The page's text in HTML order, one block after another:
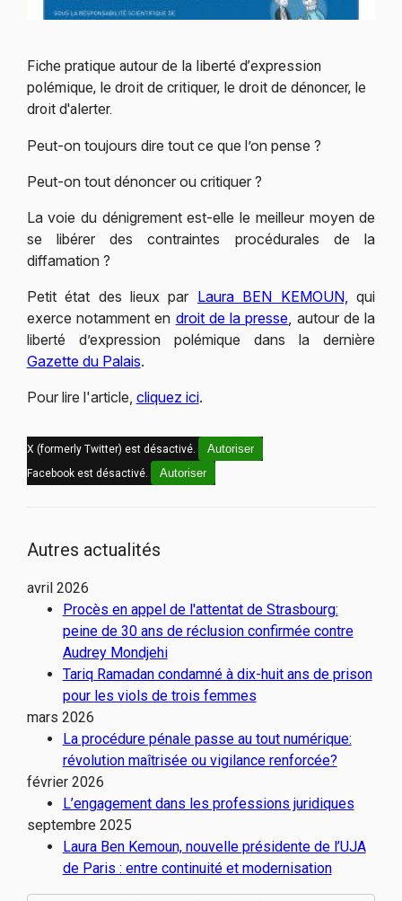
Fiche pratique autour de la liberté d’expression
polémique, le droit de critiquer, le droit de dénoncer, le
droit d'alerter.
Peut-on toujours dire tout ce que l’on pense ?
Peut-on tout dénoncer ou critiquer ?
La voie du dénigrement est-elle le meilleur moyen de
se libérer des contraintes procédurales de la
diffamation ?
Petit état des lieux par Laura BEN KEMOUN,
qui
exerce notamment en droit de la presse , autour de la
liberté d’expression polémique dans la dernière
Gazette du Palais.
Pour lire l'article, cliquez ici.
X (formerly Twitter) est désactivé. Autoriser
Facebook est désactivé. Autoriser
Autres actualités
avril 2026
Procès en appel de l'attentat de Strasbourg:
peine de 30 ans de réclusion confirmée contre
Audrey Mondjehi
Tariq Ramadan condamné à dix-huit ans de prison
pour les viols de trois femmes
mars 2026
La procédure pénale passe au tout numérique:
révolution maîtrisée ou vigilance renforcée?
février 2026
L’engagement dans les professions juridiques
septembre 2025
Laura Ben Kemoun, nouvelle présidente de l’UJA
de Paris : entre continuité et modernisation